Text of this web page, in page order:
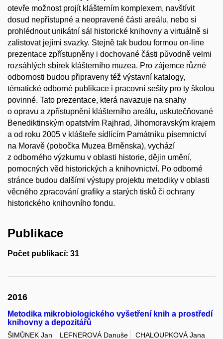
otevře možnost projít klášterním komplexem, navštívit
dosud nepřístupné a neopravené části areálu, nebo si
prohlédnout unikátní sál historické knihovny a virtuálně si
zalistovat jejími svazky. Stejně tak budou formou on-line
prezentace zpřístupněny i dochované části původně velmi
rozsáhlých sbírek klášterního muzea. Pro zájemce různé
odbornosti budou připraveny též výstavní katalogy,
tématické odborné publikace i pracovní sešity pro ty školou
povinné. Tato prezentace, která navazuje na snahy
o opravu a zpřístupnění klášterního areálu, uskutečňované
Benediktinským opatstvím Rajhrad, Jihomoravským krajem
a od roku 2005 v klášteře sídlícím Památníku písemnictví
na Moravě (pobočka Muzea Brněnska), vychází
z odborného výzkumu v oblasti historie, dějin umění,
pomocných věd historických a knihovnictví. Po odborné
stránce budou dalšími výstupy projektu metodiky v oblasti
věcného zpracování grafiky a starých tisků či ochrany
historického knihovního fondu.
Publikace
Počet publikací: 31
2016
Metodika mikrobiologického vyšetření knih a prostředí
knihovny a depozitářů
ŠIMŮNEK Jan LEFNEROVÁ Danuše CHALOUPKOVÁ Jana